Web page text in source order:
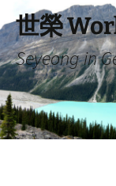
to
content
世榮
Seyeong in